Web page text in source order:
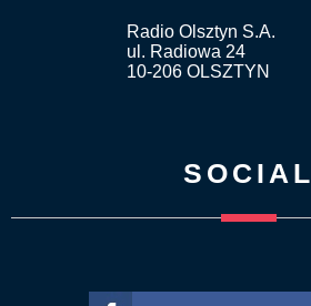
Radio Olsztyn S.A.
ul. Radiowa 24
10-206 OLSZTYN
SOCIAL